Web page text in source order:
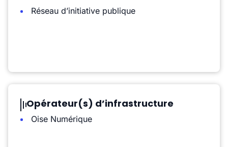
Réseau d’initiative publique
Opérateur(s) d’infrastructure
Oise Numérique